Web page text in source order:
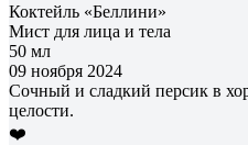
Коктейль «Беллини»
Мист для лица и тела
50 мл
09 ноября 2024
Сочный и сладкий персик в
целости.
❤️